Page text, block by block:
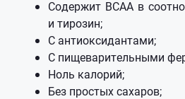
Содержит BCAA в
и тирозин;
С антиоксидантами;
С пищеварительными
Ноль калорий;
Без простых сахаров;